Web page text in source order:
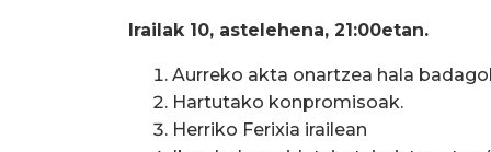
Irailak 10, astelehena, 21:00etan.
Aurreko akta onartzea hala
Hartutako konpromisoak.
Herriko Ferixia irailean